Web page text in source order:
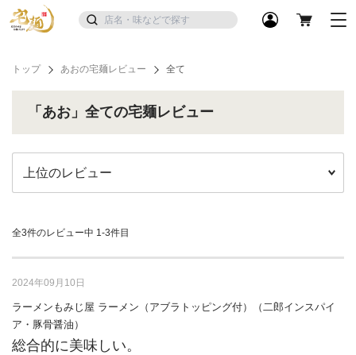
トップ あおの宅麺レビュー 全て
「あお」全ての宅麺レビュー
全3件のレビュー中 1-3件目
2024年09月10日
ラーメンもみじ屋 ラーメン（アブラトッピング付）（二郎インスパイ
ア・豚骨醤油）
総合的に美味しい。